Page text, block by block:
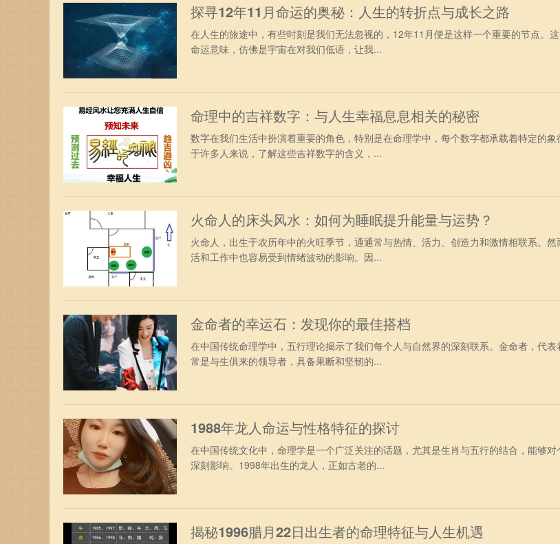
探寻12年11月命运的奥秘：人生的转折点与成长之路
在人生的旅途中，有些时刻是我们无法忽视的，12年11月便是这样一个重要的节点。
命运意味，仿佛是宇宙在对我们低语，让我...
命理中的吉祥数字：与人生幸福息息相关的秘密
数字在我们生活中扮演着重要的角色，特别是在命理学中，每个数字都承载着特定的
于许多人来说，了解这些吉祥数字的含义，...
火命人的床头风水：如何为睡眠提升能量与运势？
火命人，出生于农历年中的火旺季节，通通常与热情、活力、创造力和激情相联系。
活和工作中也容易受到情绪波动的影响。因...
金命者的幸运石：发现你的最佳搭档
在中国传统命理学中，五行理论揭示了我们每个人与自然界的深刻联系。金命者，代表
常是与生俱来的领导者，具备果断和坚韧的...
1988年龙人命运与性格特征的探讨
在中国传统文化中，命理学是一个广泛关注的话题，尤其是生肖与五行的结合，能够
深刻影响。1998年出生的龙人，正如古老的...
揭秘1996腊月22日出生者的命理特征与人生机遇